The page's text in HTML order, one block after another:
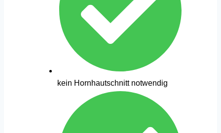
kein Hornhautschnitt notwendig